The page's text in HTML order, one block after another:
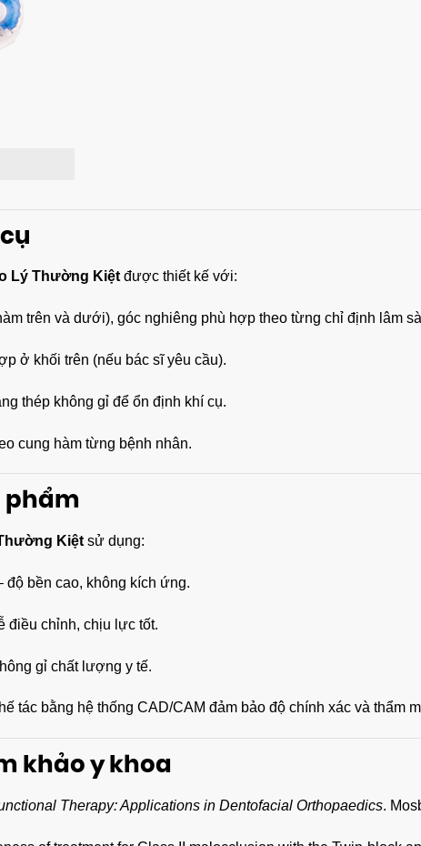
Lý Thường Kiệtđược thiết kế với:
trên và dưới), góc nghiêng phù hợp theo từng chỉ định lâm
ở khối trên (nếu bác sĩ yêu cầu).
thép không gỉ để ổn định khí cụ.
cung hàm từng bệnh nhân.
phẩm
Kiệtsử dụng:
độ bền cao, không kích ứng.
điều chỉnh, chịu lực tốt.
gỉ chất lượng y tế.
tác bằng hệ thống CAD/CAM đảm bảo độ chính xác và thẩm
khảo y khoa
Therapy: Applications in Dentofacial Orthopaedics.